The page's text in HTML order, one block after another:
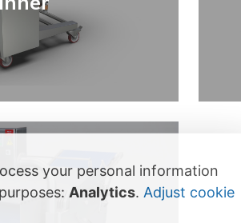
your personal information
Analytics. Adjust cookie